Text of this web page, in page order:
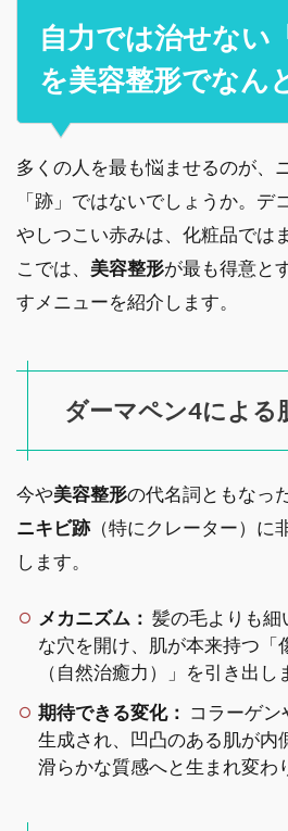
自力では治せない
を美容整形でなん
多くの人を最も悩ませるのが、
「跡」ではないでしょうか。デ
やしつこい赤みは、化粧品では
こでは、 美容整形が最も得意と
すメニューを紹介します。
ダーマペン4による
今や美容整形の代名詞ともなっ
ニキビ跡（特にクレーター）に
します。
メカニズム： 髪の毛よりも細
な穴を開け、肌が本来持つ「
（自然治癒力）」を引き出し
期待できる変化： コラーゲン
生成され、凹凸のある肌が内
滑らかな質感へと生まれ変わ